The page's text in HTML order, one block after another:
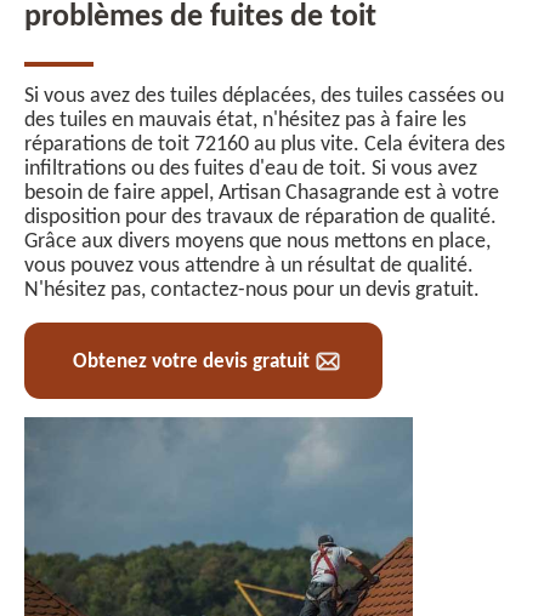
problèmes de fuites de toit
Si vous avez des tuiles déplacées, des tuiles cassées ou
des tuiles en mauvais état, n'hésitez pas à faire les
réparations de toit 72160 au plus vite. Cela évitera des
infiltrations ou des fuites d'eau de toit. Si vous avez
besoin de faire appel, Artisan Chasagrande est à votre
disposition pour des travaux de réparation de qualité.
Grâce aux divers moyens que nous mettons en place,
vous pouvez vous attendre à un résultat de qualité.
N'hésitez pas, contactez-nous pour un devis gratuit.
Obtenez votre devis gratuit